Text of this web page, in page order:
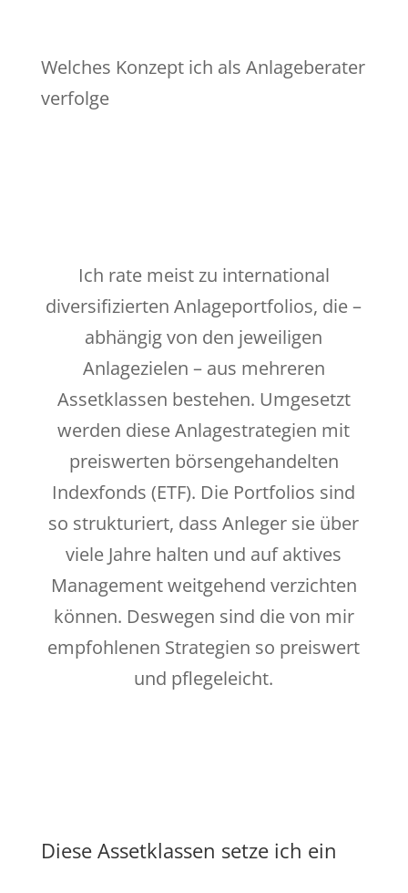
Welches Konzept ich als Anlageberater
verfolge
Ich rate meist zu international
diversifizierten Anlageportfolios, die –
abhängig von den jeweiligen
Anlagezielen – aus mehreren
Assetklassen bestehen. Umgesetzt
werden diese Anlagestrategien mit
preiswerten börsengehandelten
Indexfonds (ETF). Die Portfolios sind
so strukturiert, dass Anleger sie über
viele Jahre halten und auf aktives
Management weitgehend verzichten
können. Deswegen sind die von mir
empfohlenen Strategien so preiswert
und pflegeleicht.
Diese Assetklassen setze ich ein